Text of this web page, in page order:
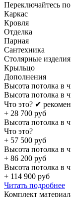
Переключайтесь
Каркас
Кровля
Отделка
Парная
Сантехника
Столярные изделия
Крыльцо
Дополнения
Высота потолка в
Высота потолка в
Что это? ✔
+ 28 700 руб
Высота потолка в
Что это?
+ 57 500 руб
Высота потолка в
+ 86 200 руб
Высота потолка в
+ 114 900 руб
Читать подробнее
Комплект